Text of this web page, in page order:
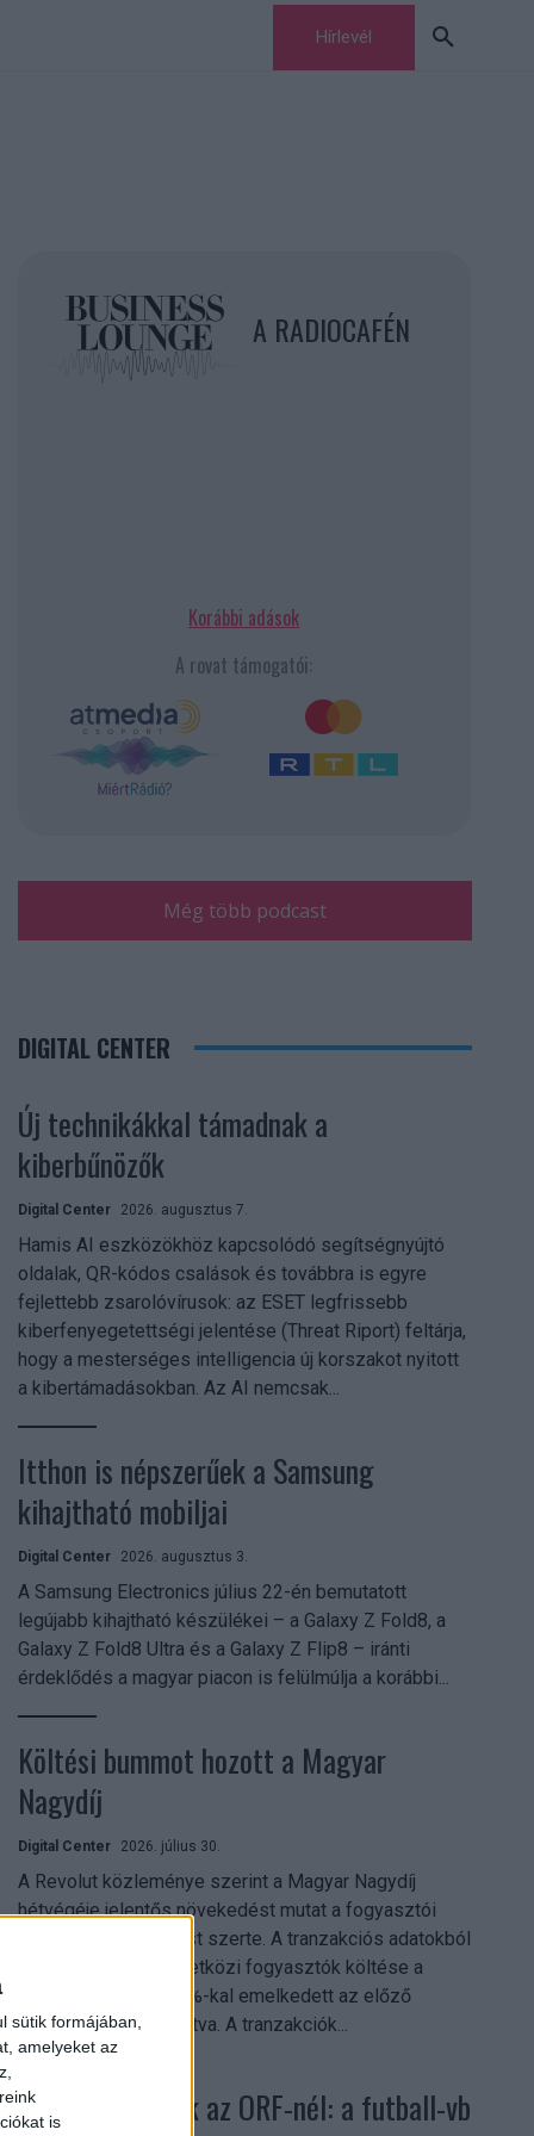
sütik formájában,
amelyeket az
is
Hírlevél
A RADIOCAFÉN
Korábbi adások
A rovat támogatói:
Még több podcast
DIGITAL CENTER
Új technikákkal támadnak a
kiberbűnözők
Digital Center 2026. augusztus 7.
Hamis AI eszközökhöz kapcsolódó segítségnyújtó
oldalak, QR-kódos csalások és továbbra is egyre
fejlettebb zsarolóvírusok: az ESET legfrissebb
kiberfenyegetettségi jelentése (Threat Riport) feltárja,
hogy a mesterséges intelligencia új korszakot nyitott
a kibertámadásokban. Az AI nemcsak...
Itthon is népszerűek a Samsung
kihajtható mobiljai
Digital Center 2026. augusztus 3.
A Samsung Electronics július 22-én bemutatott
legújabb kihajtható készülékei – a Galaxy Z Fold8, a
Galaxy Z Fold8 Ultra és a Galaxy Z Flip8 – iránti
érdeklődés a magyar piacon is felülmúlja a korábbi...
Költési bummot hozott a Magyar
Nagydíj
Digital Center 2026. július 30.
A Revolut közleménye szerint a Magyar Nagydíj
hétvégéje jelentős növekedést mutat a fogyasztói
aktivitásban Budapest szerte. A tranzakciós adatokból
kiderül, hogy a nemzetközi fogyasztók költése a
versenyhétvégén 26%-kal emelkedett az előző
hétvégéhez viszonyítva. A tranzakciók...
Rekordok dőltek az ORF-nél: a futball-vb